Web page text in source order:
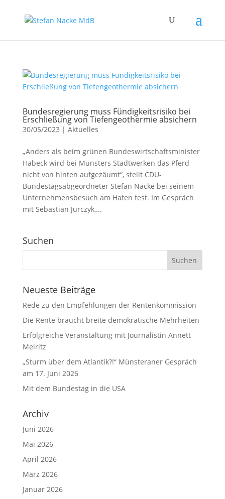
Bundesregierung muss Fündigkeitsrisiko bei
Erschließung von Tiefengeothermie absichern
30/05/2023 | Aktuelles
„Anders als beim grünen Bundeswirtschaftsminister
Habeck wird bei Münsters Stadtwerken das Pferd
nicht von hinten aufgezäumt“, stellt CDU-
Bundestagsabgeordneter Stefan Nacke bei seinem
Unternehmensbesuch am Hafen fest. Im Gespräch
mit Sebastian Jurczyk,...
Suchen
Neueste Beiträge
Rede zu den Empfehlungen der Rentenkommission
Die Rente braucht breite demokratische Mehrheiten
Erfolgreiche Veranstaltung mit Journalistin Annett
Meiritz
„Sturm über dem Atlantik?!“ Münsteraner Gespräch
am 17. Juni 2026
Mit dem Bundestag in die USA
Archiv
Juni 2026
Mai 2026
April 2026
März 2026
Januar 2026